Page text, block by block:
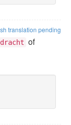
translation pending
of